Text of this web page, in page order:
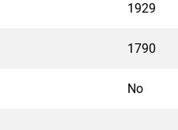
1929
1790
No